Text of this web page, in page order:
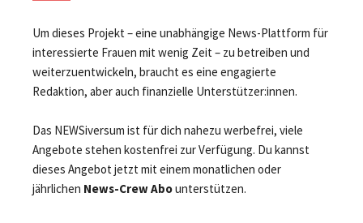
Um dieses Projekt – eine unabhängige News-Plattform für
interessierte Frauen mit wenig Zeit – zu betreiben und
weiterzuentwickeln, braucht es eine engagierte
Redaktion, aber auch finanzielle Unterstützer:innen.
Das NEWSiversum ist für dich nahezu werbefrei, viele
Angebote stehen kostenfrei zur Verfügung. Du kannst
dieses Angebot jetzt mit einem monatlichen oder
jährlichen News-Crew Abounterstützen.